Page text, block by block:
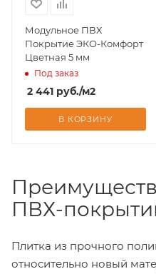
Модульное ПВХ
Покрытие ЭКО-Комфорт
Цветная 5 мм
Под заказ
2 441 руб./м2
В КОРЗИНУ
ПВХ-
Плитка из прочного
относительно новый